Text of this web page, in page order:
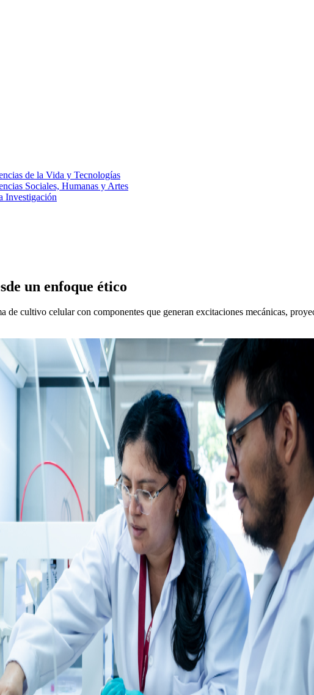
de la Vida y Tecnologías
Sociales, Humanas y Artes
Investigación
un enfoque ético
de cultivo celular con componentes que generan excitaciones mecánicas,